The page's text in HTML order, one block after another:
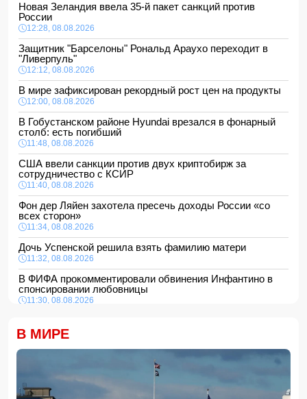
Новая Зеландия ввела 35-й пакет санкций против
России
12:28, 08.08.2026
Защитник "Барселоны" Рональд Араухо переходит в
"Ливерпуль"
12:12, 08.08.2026
В мире зафиксирован рекордный рост цен на продукты
12:00, 08.08.2026
В Гобустанском районе Hyundai врезался в фонарный
столб: есть погибший
11:48, 08.08.2026
США ввели санкции против двух криптобирж за
сотрудничество с КСИР
11:40, 08.08.2026
Фон дер Ляйен захотела пресечь доходы России «со
всех сторон»
11:34, 08.08.2026
Дочь Успенской решила взять фамилию матери
11:32, 08.08.2026
В ФИФА прокомментировали обвинения Инфантино в
спонсировании любовницы
11:30, 08.08.2026
установки на 400 млн долларов
Миру грозит дефицит важнейшего продукта
11:24, 08.08.2026
Анна Седокова отреагировала на статус "черной вдовы"
В МИРЕ